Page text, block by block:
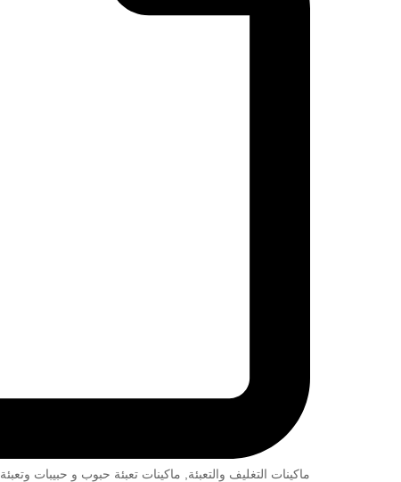
ماكينات التغليف والتعبئة ماكينات تعبئة حبوب و حبيبات